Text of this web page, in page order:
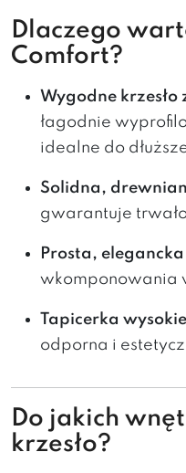
Dlaczego
Comfort?
Wygodne krzesło
łagodnie
idealne do
Solidna,
gwarantuje
Prosta,
wkomponowania
Tapicerka
odporna i
Do jakich
krzesło?